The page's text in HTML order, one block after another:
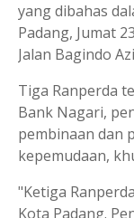
yang dibahas
Padang, Jumat
Jalan Bagindo
Tiga Ranperda
Bank Nagari,
pembinaan dan
kepemudaan,
"Ketiga
Kota Padang.